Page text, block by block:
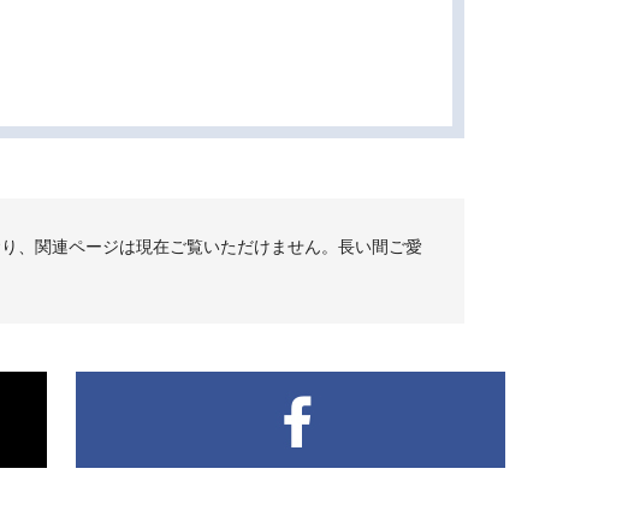
、関連ページは現在ご覧いただけません。長い間ご愛